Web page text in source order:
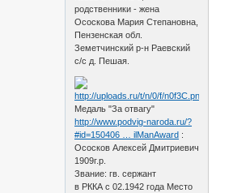
родственники - жена
Ососкова Мария Степановна,
Пензенская обл.
Земетчинский р-н Раевский
с/с д. Пешая.
Медаль "За отвагу"
http://www.podvig-naroda.ru/?
#id=150406 … ilManAward :
Ососков Алексей Дмитриевич
1909г.р.
Звание: гв. сержант
в РККА с 02.1942 года Место